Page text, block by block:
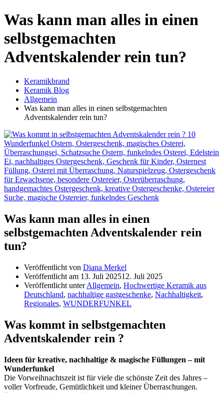
Was kann man alles in einen
selbstgemachten
Adventskalender rein tun?
Keramikbrand
Keramik Blog
Allgemein
Was kann man alles in einen selbstgemachten
Adventskalender rein tun?
Was kann man alles in einen
selbstgemachten Adventskalender rein
tun?
Veröffentlicht von Diana Merkel
Veröffentlicht am 13. Juli 202512. Juli 2025
Veröffentlicht unterAllgemein, Hochwertige Keramik aus
Deutschland, nachhaltige gastgeschenke, Nachhaltigkeit,
Regionales, WUNDERFUNKEL
Was kommt in selbstgemachten
Adventskalender rein ?
Ideen für kreative, nachhaltige & magische Füllungen – mit
Wunderfunkel
Die Vorweihnachtszeit ist für viele die schönste Zeit des Jahres –
voller Vorfreude, Gemütlichkeit und kleiner Überraschungen.